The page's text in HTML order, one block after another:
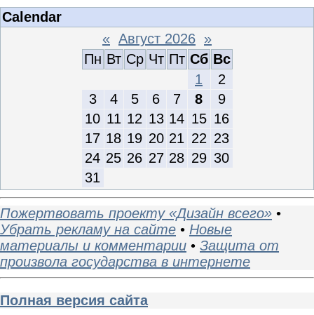
Calendar
« Август 2026 »
Пн Вт Ср Чт Пт Сб Вс
1
2
3
4 5 6 7 8
9
10 11 12 13 14 15 16
17 18 19 20 21 22 23
24 25 26 27 28 29 30
31
Пожертвовать проекту «Дизайн всего» •
Убрать рекламу на сайте • Новые
материалы и комментарии • Защита от
произвола государства в интернете
Полная версия сайта